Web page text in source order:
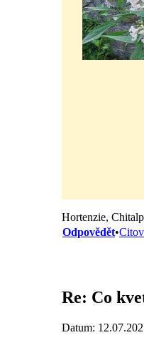
Hortenzie,
Odpovědět•
Re: Co
Datum: